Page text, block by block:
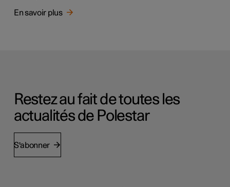
En savoir plus
Restez au fait de toutes les
actualités de Polestar
S'abonner